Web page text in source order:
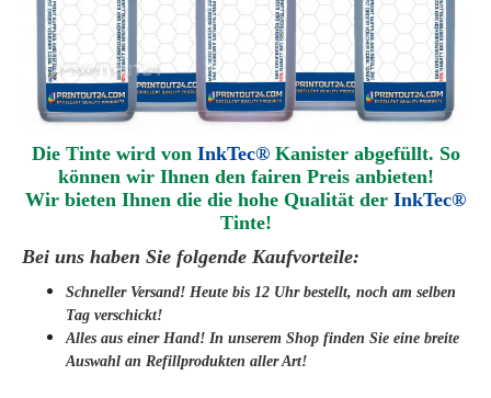
Die Tinte wird von InkTec® Kanister abgefüllt. So
können wir Ihnen den fairen Preis anbieten!
Wir bieten Ihnen die die hohe Qualität der InkTec®
Tinte!
Bei uns haben Sie folgende Kaufvorteile:
Schneller Versand! Heute bis 12 Uhr bestellt, noch am selben
Tag verschickt!
Alles aus einer Hand! In unserem Shop finden Sie eine breite
Auswahl an Refillprodukten aller Art!